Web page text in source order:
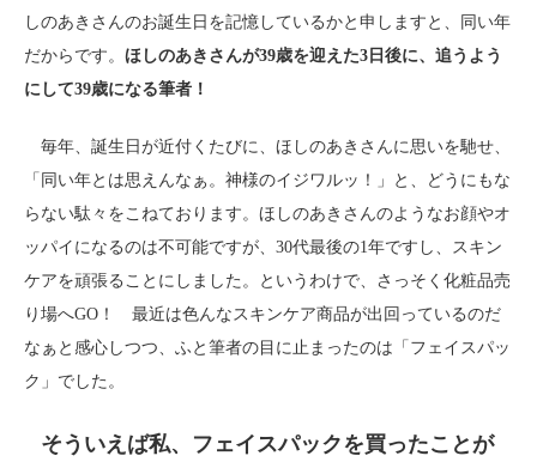
しのあきさんのお誕生日を記憶しているかと申しますと、同い年
だからです。 ほしのあきさんが39歳を迎えた3日後に、追うよう
にして39歳になる筆者！
毎年、誕生日が近付くたびに、ほしのあきさんに思いを馳せ、
「同い年とは思えんなぁ。神様のイジワルッ！」と、どうにもな
らない駄々をこねております。ほしのあきさんのようなお顔やオ
ッパイになるのは不可能ですが、30代最後の1年ですし、スキン
ケアを頑張ることにしました。というわけで、さっそく化粧品売
り場へGO！ 最近は色んなスキンケア商品が出回っているのだ
なぁと感心しつつ、ふと筆者の目に止まったのは「フェイスパッ
ク」でした。
そういえば私、フェイスパックを買ったことが